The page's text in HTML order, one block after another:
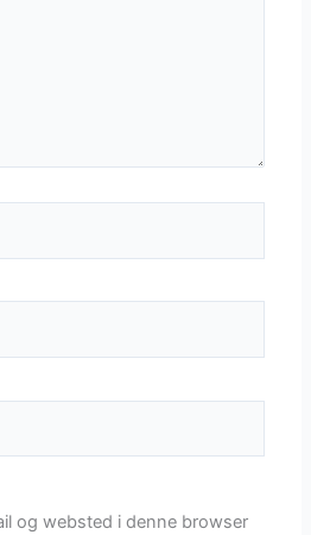
og websted i denne browser